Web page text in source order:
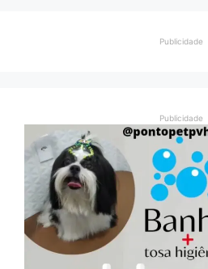
Publicidade
Publicidade